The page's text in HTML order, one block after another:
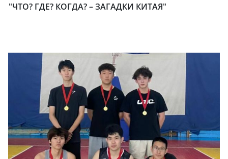
"ЧТО? ГДЕ? КОГДА? – ЗАГАДКИ КИТАЯ"